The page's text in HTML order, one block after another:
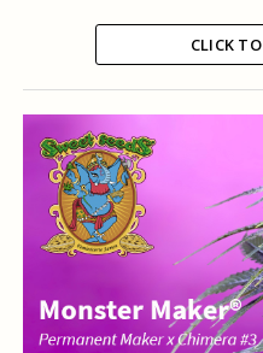
CLICK